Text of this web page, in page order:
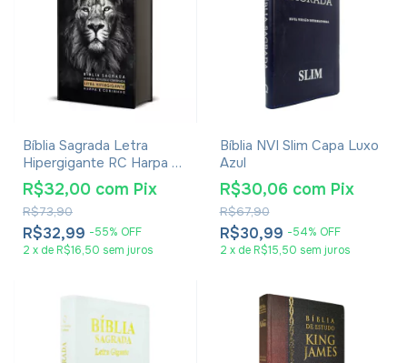
Bíblia Sagrada Letra
Hipergigante RC Harpa E
Corinhos Média Capa
Dura Leão Rei Dos Reis
R$32,99 -55% OFF
R$73,90
R$32,00 com Pix
2 x de R$16,50 sem juros
Bíblia NVI Slim Capa Luxo
Azul
R$30,99 -54% OFF
R$67,90
R$30,06 com Pix
2 x de R$15,50 sem juros